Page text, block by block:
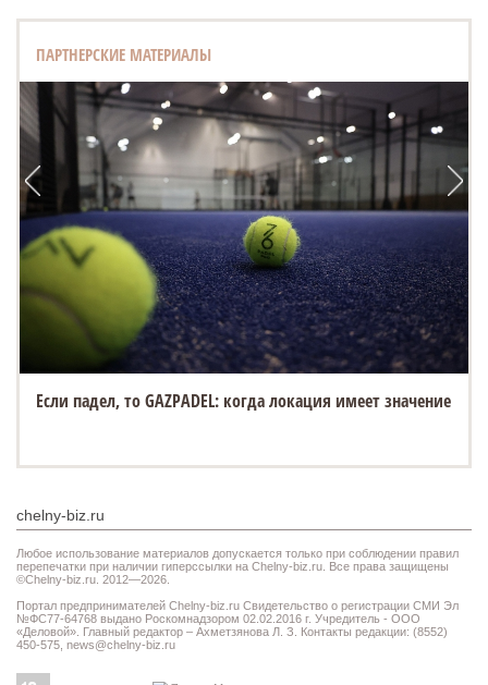
ПАРТНЕРСКИЕ МАТЕРИАЛЫ
Если падел, то GAZPADEL: когда локация имеет значение
chelny-biz.ru
Любое использование материалов допускается только при соблюдении правил
перепечатки при наличии гиперссылки на Chelny-biz.ru. Все права защищены
©Chelny-biz.ru. 2012—2026.
Портал предпринимателей Chelny-biz.ru Свидетельство о регистрации СМИ Эл
№ФС77-64768 выдано Роскомнадзором 02.02.2016 г. Учредитель - ООО
«Деловой». Главный редактор – Ахметзянова Л. З. Контакты редакции: (8552)
450-575, news@chelny-biz.ru